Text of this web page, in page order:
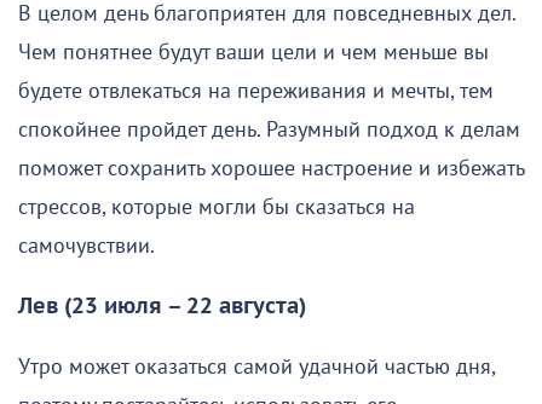
В целом день благоприятен для повседневных дел.
Чем понятнее будут ваши цели и чем меньше вы
будете отвлекаться на переживания и мечты, тем
спокойнее пройдет день. Разумный подход к делам
поможет сохранить хорошее настроение и избежать
стрессов, которые могли бы сказаться на
самочувствии.
Лев (23 июля – 22 августа)
Утро может оказаться самой удачной частью дня,